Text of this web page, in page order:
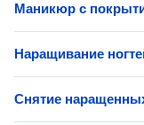
Маникюр с
Наращивание
Снятие